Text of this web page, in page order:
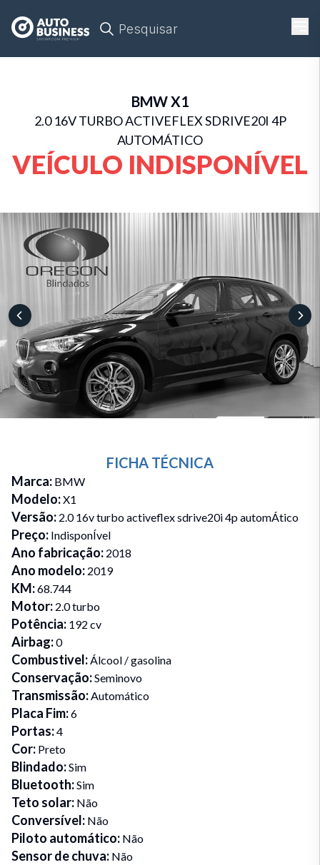
Pesquisar
BMWX1
2.0 16V TURBO ACTIVEFLEX SDRIVE20I 4P
AUTOMÁTICO
VEÍCULO INDISPONÍVEL
FICHA TÉCNICA
Marca: BMW
Modelo:X1
Versão: 2.0 16v turbo activeflex sdrive20i 4p automÁtico
Preço: IndisponÍvel
Ano fabricação: 2018
Ano modelo: 2019
KM:68.744
Motor: 2.0 turbo
Potência: 192 cv
Airbag:0
Combustivel:Álcool / gasolina
Conservação:Seminovo
Transmissão:Automático
Placa Fim:6
Portas:4
Cor: Preto
Blindado:Sim
Bluetooth:Sim
Teto solar: Não
Conversível: Não
Piloto automático: Não
Sensor de chuva: Não